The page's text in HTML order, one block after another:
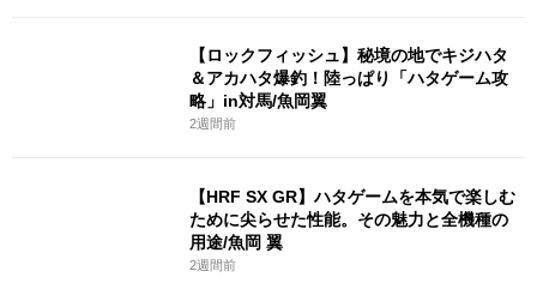
【ロックフィッシュ】秘境の地でキジハタ
＆アカハタ爆釣！陸っぱり「ハタゲーム攻
略」in対馬/魚岡翼
2週間前
【HRF SX GR】ハタゲームを本気で楽しむ
ために尖らせた性能。その魅力と全機種の
用途/魚岡 翼
2週間前